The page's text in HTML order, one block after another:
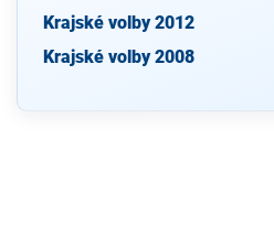
Krajské volby 2012
Krajské volby 2008